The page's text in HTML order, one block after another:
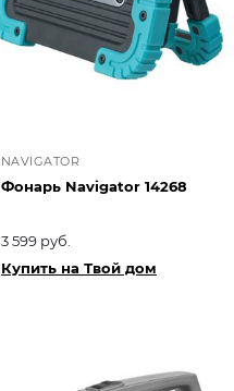
NAVIGATOR
Фонарь Navigator 14268
3 599 руб.
Купить на Твой дом